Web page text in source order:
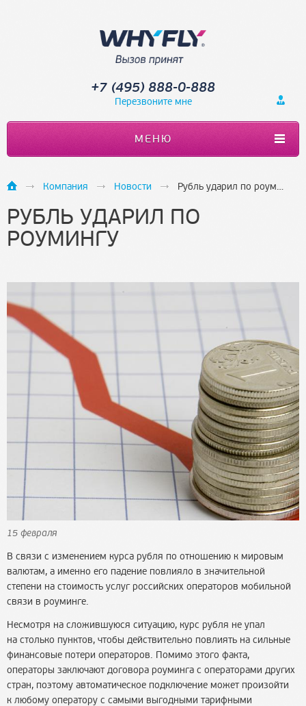
+7 (495) 888-0-888
Перезвоните мне
МЕНЮ
Компания Новости Рубль ударил по роумингу
РУБЛЬ УДАРИЛ ПО
РОУМИНГУ
15 февраля
В связи с изменением курса рубля по отношению к мировым
валютам, а именно его падение повлияло в значительной
степени на стоимость услуг российских операторов мобильной
связи в роуминге.
Несмотря на сложившуюся ситуацию, курс рубля не упал
на столько пунктов, чтобы действительно повлиять на сильные
финансовые потери операторов. Помимо этого факта,
операторы заключают договора роуминга с операторами других
стран, поэтому автоматическое подключение может произойти
к любому оператору с самыми выгодными тарифными